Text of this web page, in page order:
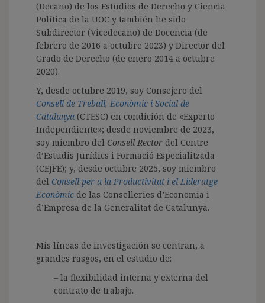
(Decano) de los Estudios de Derecho y Ciencia
Política de la UOC y también he sido
Subdirector (Vicedecano) de Docencia (de
febrero de 2016 a octubre 2023) y Director del
Grado de Derecho (de enero 2014 a octubre
2020).
Y, desde octubre 2019, soy Consejero del
Consell de Treball, Econòmic i Social de
Catalunya (CTESC) en condición de «Experto
Independiente»; desde noviembre de 2023,
soy miembro del Consell Rector del Centre
d’Estudis Jurídics i Formació Especialitzada
(CEJFE); y, desde octubre 2025, soy miembro
del Consell per a la Productivitat i el Lideratge
Econòmic de las Conselleries d’Economia i
d’Empresa de la Generalitat de Catalunya.
Mis líneas de investigación se centran, a
grandes rasgos, en el estudio de:
– la flexibilidad interna y externa del
contrato de trabajo.